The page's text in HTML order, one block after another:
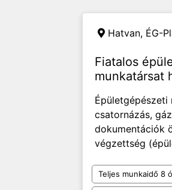
Hatvan, ÉG-
Fiatalos
munkatársat
Épületgépészeti
csatornázás,
dokumentációk
végzettség
Teljes munkaidő 8